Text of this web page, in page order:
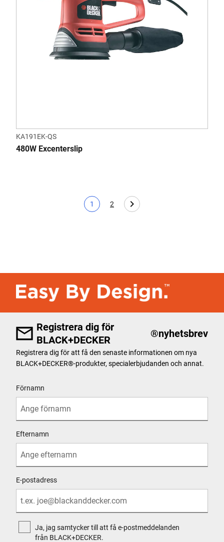
KA191EK-QS
480W Excenterslip
Nuvarande sida
1
Page
2
Registrera dig för
BLACK+DECKER
®nyhetsbrev
Registrera dig för att få den senaste informationen om nya
BLACK+DECKER®-produkter, specialerbjudanden och annat.
Förnamn
Efternamn
E-postadress
Ja, jag samtycker till att få e-postmeddelanden
från BLACK+DECKER.